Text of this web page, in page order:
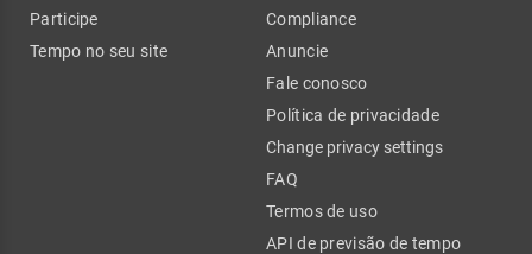
Participe
Tempo no seu site
Compliance
Anuncie
Fale conosco
Política de privacidade
Change privacy settings
FAQ
Termos de uso
API de previsão de tempo